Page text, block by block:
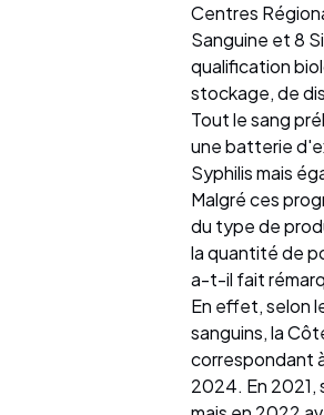
Centres
Sanguine et 8
qualification
stockage, de
Tout le sang
une batterie
Syphilis mais
Malgré ces
du type de
la quantité de
a-t-il fait
En effet, selon
sanguins, la
correspondant
2024. En 2021,